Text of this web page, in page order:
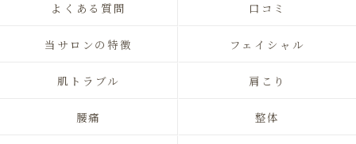
よくある質問 口コミ
当サロンの特徴 フェイシャル
肌トラブル 肩こり
腰痛 整体